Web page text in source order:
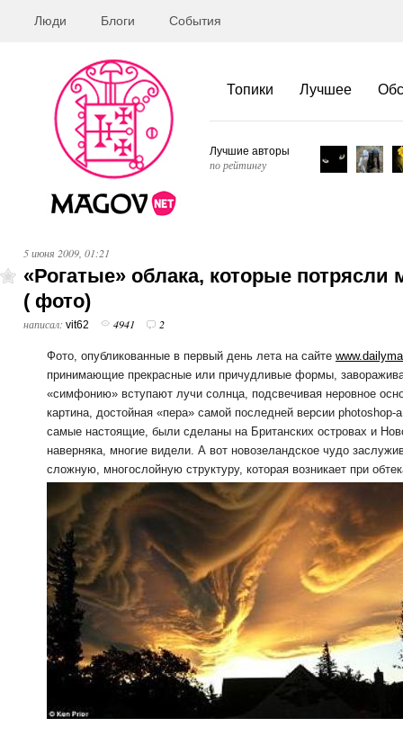
Люди Блоги События
Топики Лучшее
Лучшие авторы
по рейтингу
5 июня 2009, 01:21
«Рогатые» облака, которые потрясли
( фото)
написал: vit62 4941 2
Фото, опубликованные в первый день лета на сайте
принимающие прекрасные или причудливые формы,
«симфонию» вступают лучи солнца, подсвечивая неровное
картина, достойная «пера» самой последней версии photoshop-
самые настоящие, были сделаны на Британских островах и
наверняка, многие видели. А вот новозеландское чудо
сложную, многослойную структуру, которая возникает при